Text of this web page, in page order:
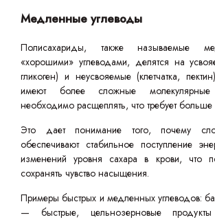
Медленные углеводы
Полисахариды, также называемые
«хорошими» углеводами, делятся на
гликоген) и неусвояемые (клетчатка,
имеют более сложные молекулярные
необходимо расщеплять, что требует больше
Это дает понимание того, почему
обеспечивают стабильное поступление
изменений уровня сахара в крови, что
сохранять чувство насыщения.
Примеры быстрых и медленных углеводов:
— быстрые, цельнозерновые